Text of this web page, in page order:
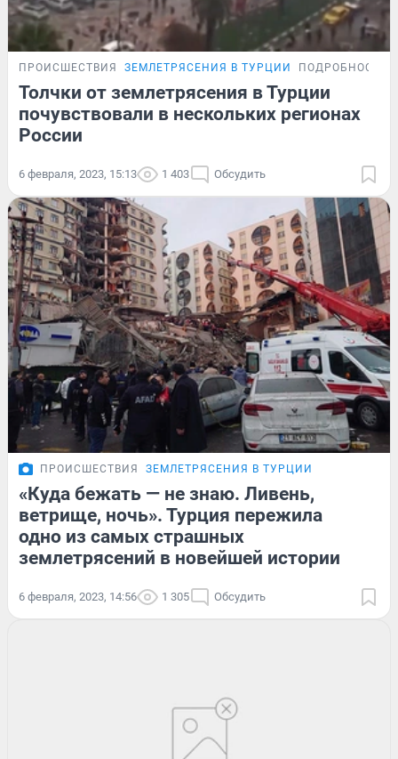
ПРОИСШЕСТВИЯ ЗЕМЛЕТРЯСЕНИЯ В ТУРЦИИ ПОДРОБНОСТИ
Толчки от землетрясения в Турции
почувствовали в нескольких регионах
России
6 февраля, 2023, 15:13 1 403 Обсудить
ПРОИСШЕСТВИЯ ЗЕМЛЕТРЯСЕНИЯ В ТУРЦИИ
«Куда бежать — не знаю. Ливень,
ветрище, ночь». Турция пережила
одно из самых страшных
землетрясений в новейшей истории
6 февраля, 2023, 14:56 1 305 Обсудить